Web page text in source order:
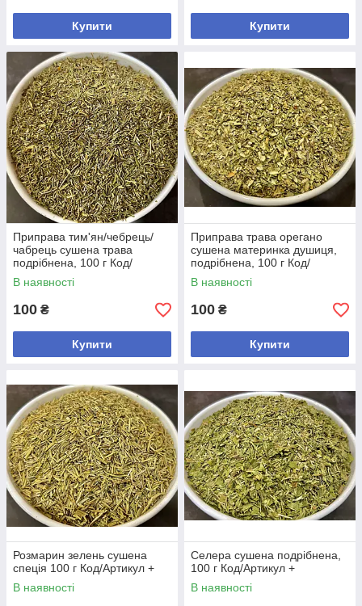
Купити Купити
Приправа тим'ян/чебрець/
чабрець сушена трава
подрібнена, 100 г Код/
Артикул +
В наявності
100 ₴
Купити
Приправа трава орегано
сушена материнка душиця,
подрібнена, 100 г Код/
Артикул +
В наявності
100 ₴
Купити
Розмарин зелень сушена
спеція 100 г Код/Артикул +
В наявності
Селера сушена подрібнена,
100 г Код/Артикул +
В наявності